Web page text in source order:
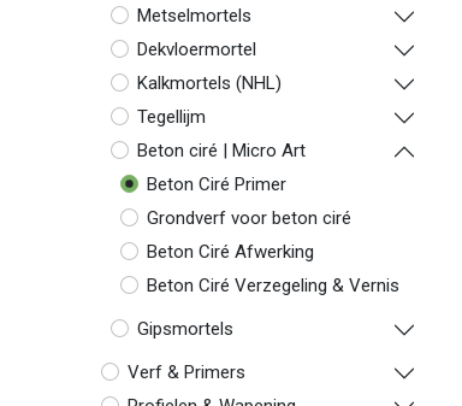
Metselmortels
Dekvloermortel
Kalkmortels (NHL)
Tegellijm
Beton ciré | Micro Art
Beton Ciré Primer
Grondverf voor beton ciré
Beton Ciré Afwerking
Beton Ciré Verzegeling & Vernis
Gipsmortels
Verf & Primers